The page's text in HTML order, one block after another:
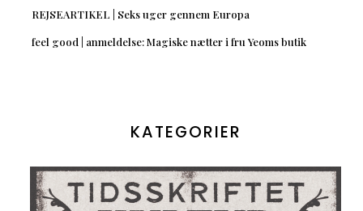
REJSEARTIKEL | Seks uger gennem Europa
feel good | anmeldelse: Magiske nætter i fru Yeoms butik
KATEGORIER